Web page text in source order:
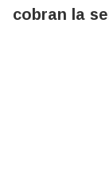
cobran la